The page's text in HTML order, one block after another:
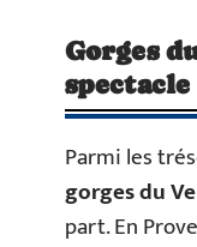
Gorges
spectacle
Parmi les
gorges du
part. En